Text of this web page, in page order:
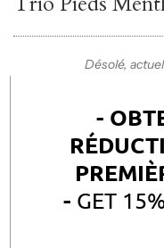
Désolé,
Après une longue
minutes pour vous
Pour plus
-
- GET